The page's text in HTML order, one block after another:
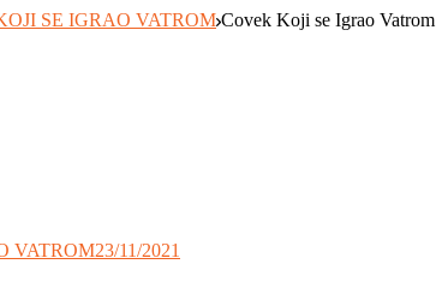
SE IGRAO VATROM Covek Koji se Igrao Vatrom
VATROM23/11/2021